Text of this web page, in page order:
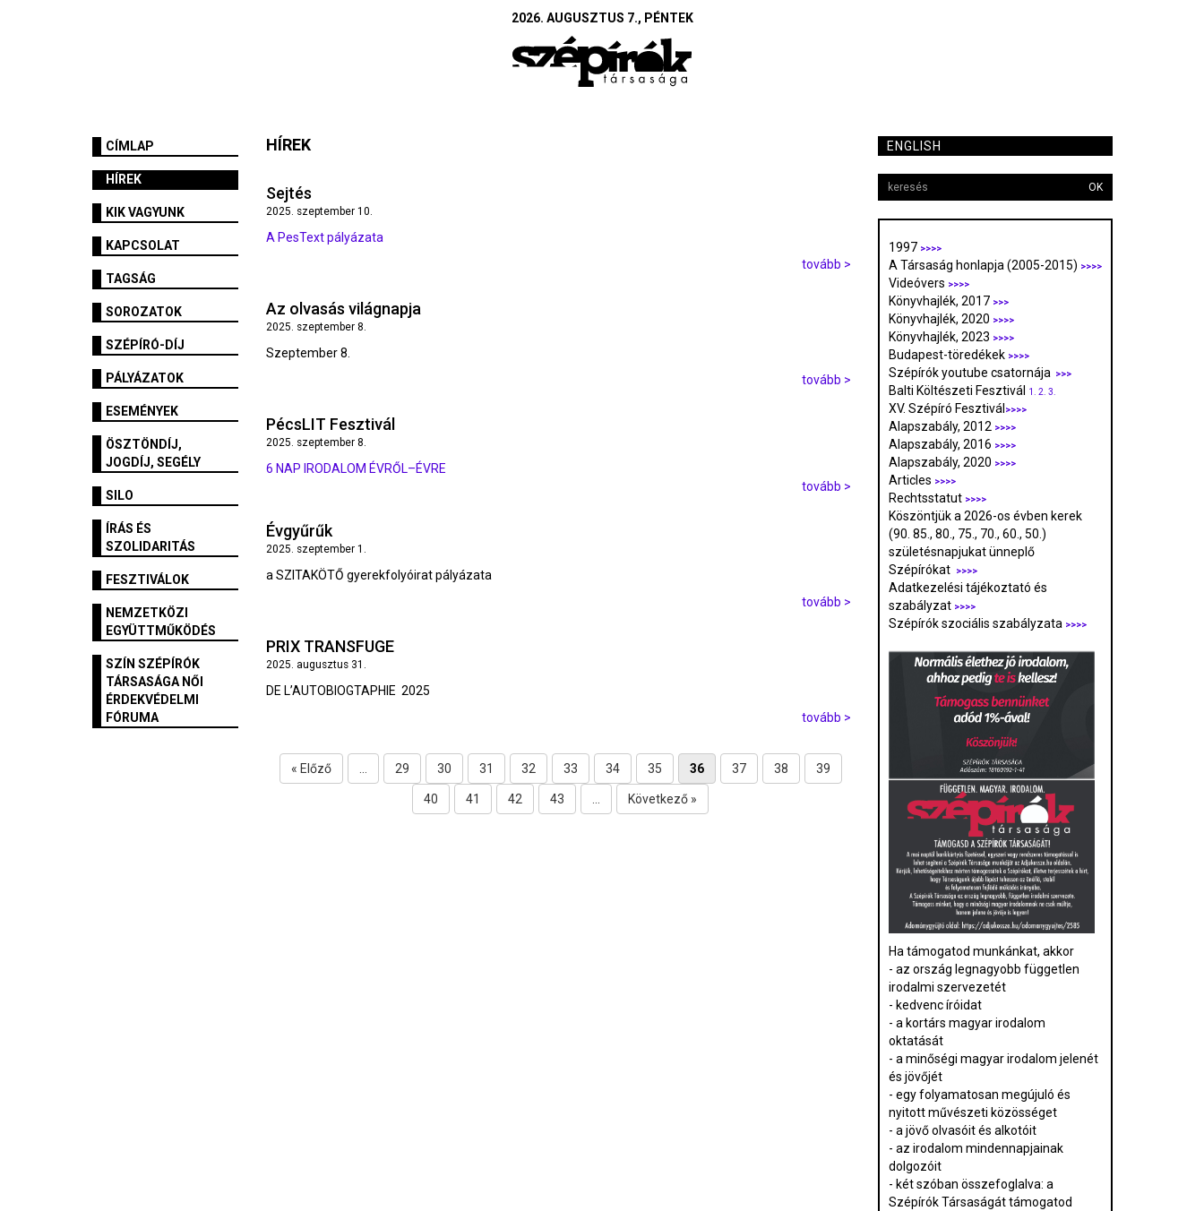
2026. AUGUSZTUS 7., PÉNTEK
CÍMLAP
HÍREK
KIK VAGYUNK
KAPCSOLAT
TAGSÁG
SOROZATOK
SZÉPÍRÓ-DÍJ
PÁLYÁZATOK
ESEMÉNYEK
ÖSZTÖNDÍJ,
JOGDÍJ, SEGÉLY
SILO
ÍRÁS ÉS
SZOLIDARITÁS
FESZTIVÁLOK
NEMZETKÖZI
EGYÜTTMŰKÖDÉS
SZÍN SZÉPÍRÓK
TÁRSASÁGA NŐI
ÉRDEKVÉDELMI
FÓRUMA
HÍREK
Sejtés
2025. szeptember 10.
A PesText pályázata
tovább >
Az olvasás világnapja
2025. szeptember 8.
Szeptember 8.
tovább >
PécsLIT Fesztivál
2025. szeptember 8.
6 NAP IRODALOM ÉVRŐL–ÉVRE
tovább >
Évgyűrűk
2025. szeptember 1.
a SZITAKÖTŐ gyerekfolyóirat pályázata
tovább >
PRIX TRANSFUGE
2025. augusztus 31.
DE L’AUTOBIOGTAPHIE 2025
tovább >
« Előző ... 29 30 31 32 33 34 35 36 37 38 39
40 41 42 43 ... Következő »
ENGLISH
OK
1997 >>>>
A Társaság honlapja (2005-2015) >>>>
Videóvers >>>>
Könyvhajlék, 2017 >>>
Könyvhajlék, 2020 >>>>
Könyvhajlék, 2023 >>>>
Budapest-töredékek >>>>
Szépírók youtube csatornája >>>
Balti Költészeti Fesztivál 1. 2. 3.
XV. Szépíró Fesztivál >>>>
Alapszabály, 2012 >>>>
Alapszabály, 2016 >>>>
Alapszabály, 2020 >>>>
Articles >>>>
Rechtsstatut >>>>
Köszöntjük a 2026-os évben kerek
(90. 85., 80., 75., 70., 60., 50.)
születésnapjukat ünneplő
Szépírókat
>>>>
Adatkezelési tájékoztató és
szabályzat >>>>
Szépírók szociális szabályzata >>>>
Ha támogatod munkánkat, akkor
- az ország legnagyobb független
irodalmi szervezetét
- kedvenc íróidat
- a kortárs magyar irodalom
oktatását
- a minőségi magyar irodalom jelenét
és jövőjét
- egy folyamatosan megújuló és
nyitott művészeti közösséget
- a jövő olvasóit és alkotóit
- az irodalom mindennapjainak
dolgozóit
- két szóban összefoglalva: a
Szépírók Társaságát támogatod